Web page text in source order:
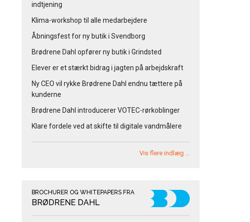
indtjening
Klima-workshop til alle medarbejdere
Åbningsfest for ny butik i Svendborg
Brødrene Dahl opfører ny butik i Grindsted
Elever er et stærkt bidrag i jagten på arbejdskraft
Ny CEO vil rykke Brødrene Dahl endnu tættere på
kunderne
Brødrene Dahl introducerer VOTEC-rørkoblinger
Klare fordele ved at skifte til digitale vandmålere
Vis flere indlæg …
BROCHURER OG WHITEPAPERS FRA
BRØDRENE DAHL